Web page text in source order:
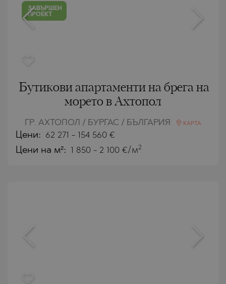
ЗАВЪРШЕН
ПРОЕКТ
Бутикови апартаменти на брега на
морето в Ахтопол
ГР. АХТОПОЛ / БУРГАС / БЪЛГАРИЯ КАРТА
Цени: 62 271 - 154 560 €
Цени на м²: 1 850 - 2 100 €/м2